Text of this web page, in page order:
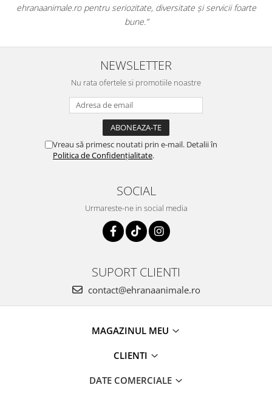
originale și în termen. Magazin serios, bine organizat și foarte
pentru orice stăpân de animale.
NEWSLETTER
Nu rata ofertele si promotiile noastre
Vreau să primesc noutati prin e-mail. Detalii în
Politica de Confidențialitate.
SOCIAL
Urmareste-ne in social media
SUPORT CLIENTI
contact@ehranaanimale.ro
MAGAZINUL MEU
CLIENTI
DATE COMERCIALE